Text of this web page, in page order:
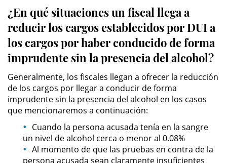
Permanent Restraining Order
Posting Harmful Information on the
Internet
Restraining Orders
Temporary Restraining Order
Revenge Porn
Stalking
¿En qué situaciones un fiscal llega a
reducir los cargos establecidos por DUI a
los cargos por haber conducido de forma
imprudente sin la presencia del alcohol?
Generalmente, los fiscales llegan a ofrecer la reducción
de los cargos por llegar a conducir de forma
imprudente sin la presencia del alcohol en los casos
que mencionaremos a continuación:
Cuando la persona acusada tenía en la sangre
un nivel de alcohol cerca o menor al 0.08%
Al momento de que las pruebas en contra de la
persona acusada sean claramente insuficientes